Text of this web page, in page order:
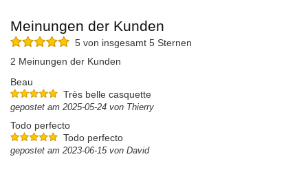
Meinungen der Kunden
5 von insgesamt 5 Sternen
2 Meinungen der Kunden
Beau
Très belle casquette
gepostet am 2025-05-24 von Thierry
Todo perfecto
Todo perfecto
gepostet am 2023-06-15 von David